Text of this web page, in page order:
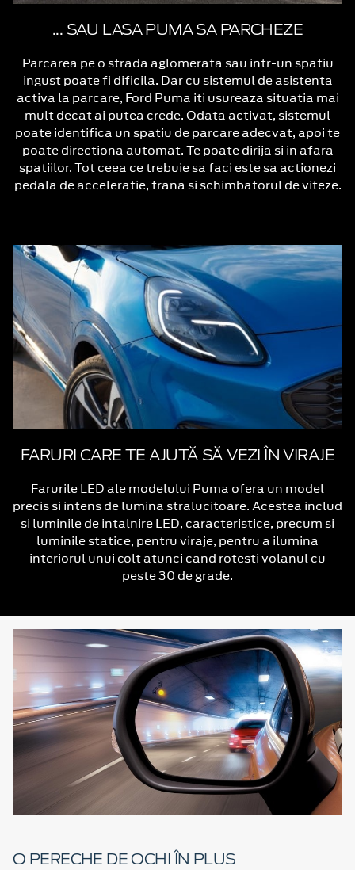
... SAU LASA PUMA SA PARCHEZE
Parcarea pe o strada aglomerata sau intr-un spatiu
ingust poate fi dificila. Dar cu sistemul de asistenta
activa la parcare, Ford Puma iti usureaza situatia mai
mult decat ai putea crede. Odata activat, sistemul
poate identifica un spatiu de parcare adecvat, apoi te
poate directiona automat. Te poate dirija si in afara
spatiilor. Tot ceea ce trebuie sa faci este sa actionezi
pedala de acceleratie, frana si schimbatorul de viteze.
FARURI CARE TE AJUTĂ SĂ VEZI ÎN VIRAJE
Farurile LED ale modelului Puma ofera un model
precis si intens de lumina stralucitoare. Acestea includ
si luminile de intalnire LED, caracteristice, precum si
luminile statice, pentru viraje, pentru a ilumina
interiorul unui colt atunci cand rotesti volanul cu
peste 30 de grade.
O PERECHE DE OCHI ÎN PLUS